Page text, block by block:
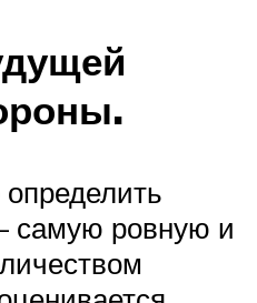
самую ровную и